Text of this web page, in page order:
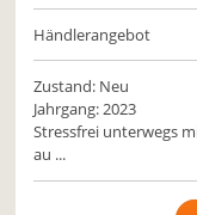
Händlerangebot
Zustand: Neu
Jahrgang: 2023
Stressfrei unterwegs
au ...